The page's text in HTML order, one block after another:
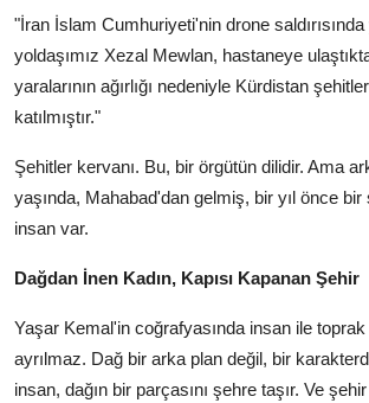
"İran İslam Cumhuriyeti'nin drone
yoldaşımız Xezal Mewlan, hastaneye
yaralarının ağırlığı nedeniyle Kürdistan
katılmıştır."
Şehitler kervanı. Bu, bir örgütün dilidir. Ama
yaşında, Mahabad'dan gelmiş, bir yıl önce
insan var.
Dağdan İnen Kadın, Kapısı Kapanan Şehir
Yaşar Kemal'in coğrafyasında insan ile
ayrılmaz. Dağ bir arka plan değil, bir
insan, dağın bir parçasını şehre taşır. Ve